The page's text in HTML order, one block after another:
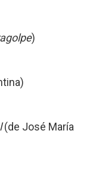
)
(de José María